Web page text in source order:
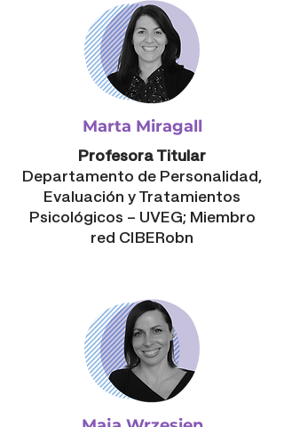
Marta Miragall
Profesora Titular
Departamento de Personalidad,
Evaluación y Tratamientos
Psicológicos – UVEG; Miembro
red CIBERobn